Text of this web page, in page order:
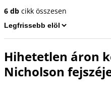
6 dbcikk összesen
Hihetetlen áron
Nicholson